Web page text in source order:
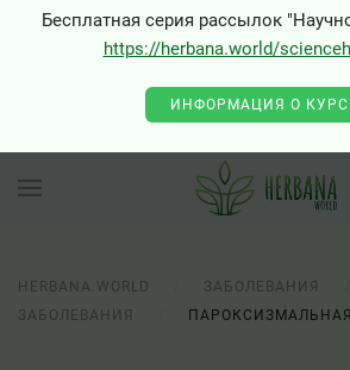
Бесплатная серия рассылок
https://herbana.world/
ИНФОРМАЦИЯ О
HERBANA.WORLD ЗАБОЛЕВАНИЯ
ЗАБОЛЕВАНИЯ